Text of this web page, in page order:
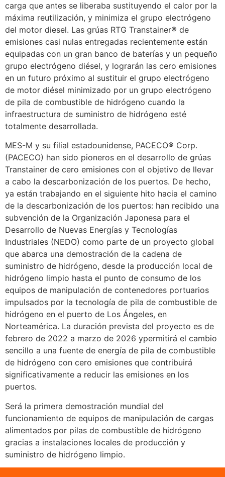
carga que antes se liberaba sustituyendo el calor por la
máxima reutilización, y minimiza el grupo electrógeno
del motor diesel. Las grúas RTG Transtainer® de
emisiones casi nulas entregadas recientemente están
equipadas con un gran banco de baterías y un pequeño
grupo electrógeno diésel, y lograrán las cero emisiones
en un futuro próximo al sustituir el grupo electrógeno
de motor diésel minimizado por un grupo electrógeno
de pila de combustible de hidrógeno cuando la
infraestructura de suministro de hidrógeno esté
totalmente desarrollada.
MES-M y su filial estadounidense, PACECO® Corp.
(PACECO) han sido pioneros en el desarrollo de grúas
Transtainer de cero emisiones con el objetivo de llevar
a cabo la descarbonización de los puertos. De hecho,
ya están trabajando en el siguiente hito hacia el camino
de la descarbonización de los puertos: han recibido una
subvención de la Organización Japonesa para el
Desarrollo de Nuevas Energías y Tecnologías
Industriales (NEDO) como parte de un proyecto global
que abarca una demostración de la cadena de
suministro de hidrógeno, desde la producción local de
hidrógeno limpio hasta el punto de consumo de los
equipos de manipulación de contenedores portuarios
impulsados por la tecnología de pila de combustible de
hidrógeno en el puerto de Los Ángeles, en
Norteamérica. La duración prevista del proyecto es de
febrero de 2022 a marzo de 2026 ypermitirá el cambio
sencillo a una fuente de energía de pila de combustible
de hidrógeno con cero emisiones que contribuirá
significativamente a reducir las emisiones en los
puertos.
Será la primera demostración mundial del
funcionamiento de equipos de manipulación de cargas
alimentados por pilas de combustible de hidrógeno
gracias a instalaciones locales de producción y
suministro de hidrógeno limpio.